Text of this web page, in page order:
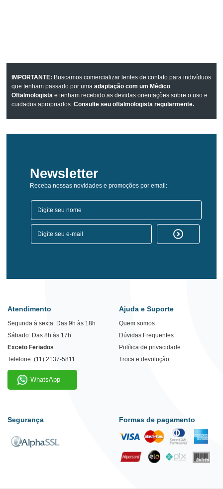
IMPORTANTE: Buscamos comercializar lentes de contato para indivíduos
que tenham passado por umaadaptação com um Médico
Oftalmologista e tenham recebido as devidas orientações sobre o uso e
cuidados apropriados.Consulte seu oftalmologista regularmente.
Newsletter
Receba nossas novidades e promoções por email:
Atendimento
Segunda à sexta: Das 9h às 18h
Sábado: Das 8h às 17h
Exceto Feriados
Telefone: (11) 2137-5811
WhatsApp
Ajuda e Suporte
Quem somos
Dúvidas Frequentes
Política de privacidade
Troca e devolução
Segurança Formas de pagamento